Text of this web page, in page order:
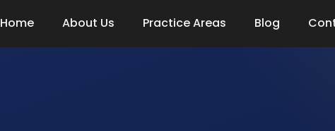
Home About Us Practice Areas Blog